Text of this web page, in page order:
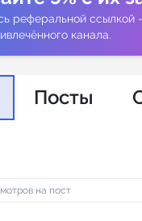
реферальной ссылкой
канала.
Посты
на пост